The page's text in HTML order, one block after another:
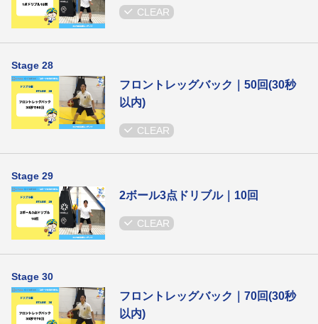
CLEAR
Stage 28
フロントレッグバック｜50回(30秒
以内)
CLEAR
Stage 29
2ボール3点ドリブル｜10回
CLEAR
Stage 30
フロントレッグバック｜70回(30秒
以内)